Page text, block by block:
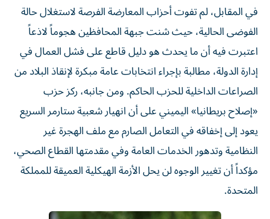
في المقابل، لم تفوت أحزاب المعارضة الفرصة لاستغلال حالة
الفوضى الحالية، حيث شنت جبهة المحافظين هجوماً لاذعاً
اعتبرت فيه أن ما يحدث هو دليل قاطع على فشل العمال في
إدارة الدولة، مطالبة بإجراء انتخابات عامة مبكرة لإنقاذ البلاد من
الصراعات الداخلية للحزب الحاكم. ومن جانبه، ركز حزب
«إصلاح بريطانيا» اليميني على أن انهيار شعبية ستارمر السريع
يعود إلى إخفاقه في التعامل الصارم مع ملف الهجرة غير
النظامية وتدهور الخدمات العامة وفي مقدمتها القطاع الصحي،
مؤكداً أن تغيير الوجوه لن يحل الأزمة الهيكلية العميقة للمملكة
المتحدة.